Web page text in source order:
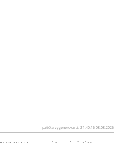
patička vygenerovaná: 21:40:16 08.08.2026